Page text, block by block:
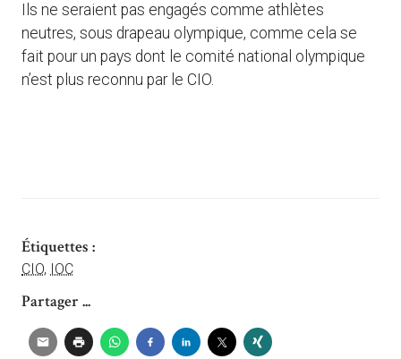
Ils ne seraient pas engagés comme athlètes
neutres, sous drapeau olympique, comme cela se
fait pour un pays dont le comité national olympique
n’est plus reconnu par le CIO.
Étiquettes :
CIO, IOC
Partager ...